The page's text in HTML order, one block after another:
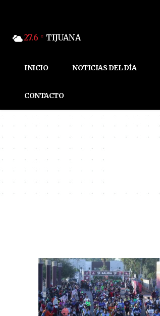
27.6 C TIJUANA
INICIO NOTICIAS DEL DÍA
CONTACTO